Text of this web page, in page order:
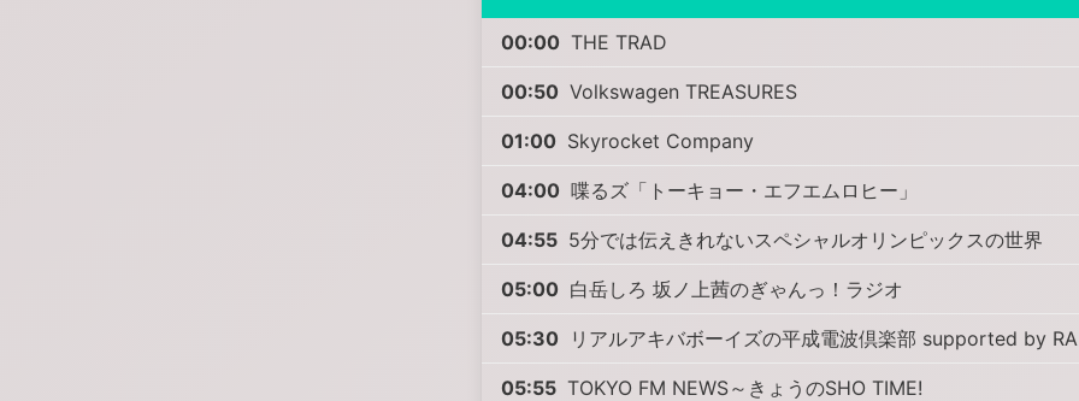
00:00 THE TRAD
00:50 Volkswagen TREASURES
01:00 Skyrocket Company
04:00 喋るズ「トーキョー・エフエムロヒー」
04:55 5分では伝えきれないスペシャルオリンピックスの世界
05:00 白岳しろ 坂ノ上茜のぎゃんっ！ラジオ
05:30 リアルアキバボーイズの平成電波倶楽部 supported by
05:55 TOKYO FM NEWS～きょうのSHO TIME!